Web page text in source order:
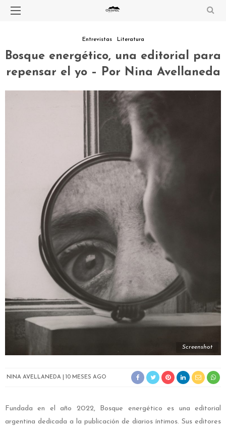
Entrevistas Literatura
Bosque energético, una editorial para
repensar el yo – Por Nina Avellaneda
Screenshot
NINA AVELLANEDA 10 MESES AGO
Fundada en el año 2022, Bosque energético es una editorial
argentina dedicada a la publicación de diarios íntimos. Sus editores